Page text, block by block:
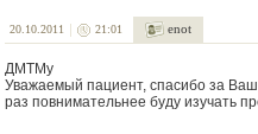
20.10.2011 21:01 enot
ДМТМу
Уважаемый пациент, спасибо за
раз повнимательнее буду изучать